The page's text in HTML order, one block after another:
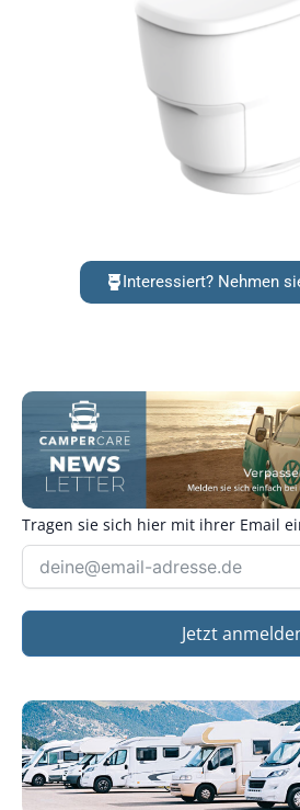
Interessiert? Nehmen
Tragen sie sich hier mit ihrer Email
Jetzt